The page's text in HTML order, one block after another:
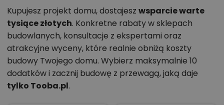
Kupujesz projekt domu, dostajesz wsparcie warte
tysiące złotych. Konkretne rabaty w sklepach
budowlanych, konsultacje z ekspertami oraz
atrakcyjne wyceny, które realnie obniżą koszty
budowy Twojego domu. Wybierz maksymalnie 10
dodatków i zacznij budowę z przewagą, jaką daje
tylko Tooba.pl.